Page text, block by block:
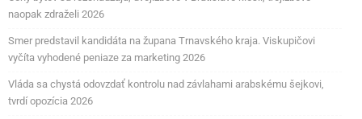
naopak zdraželi 2026
Smer predstavil kandidáta na župana Trnavského kraja. Viskupičovi
vyčíta vyhodené peniaze za marketing 2026
Vláda sa chystá odovzdať kontrolu nad závlahami arabskému šejkovi,
tvrdí opozícia 2026